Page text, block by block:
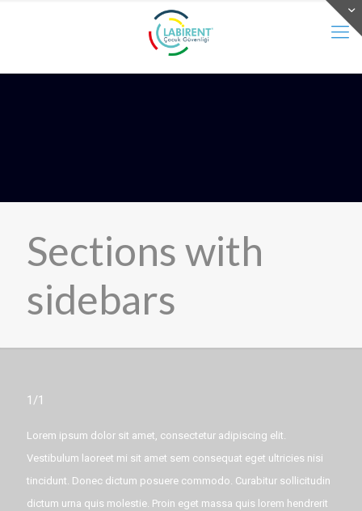
Sections with
sidebars
1/1
Lorem ipsum dolor sit amet, consectetur adipiscing elit.
Vestibulum laoreet mi sit amet sem consequat eget ultricies nisi
tincidunt. Donec dictum posuere commodo. Curabitur sollicitudin
dictum urna quis molestie. Proin eget massa quis lorem hendrerit